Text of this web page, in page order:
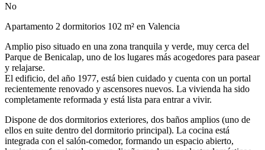
No
Apartamento 2 dormitorios 102 m² en Valencia
Amplio piso situado en una zona tranquila y verde, muy cerca del
Parque de Benicalap, uno de los lugares más acogedores para pasear
y relajarse.
El edificio, del año 1977, está bien cuidado y cuenta con un portal
recientemente renovado y ascensores nuevos. La vivienda ha sido
completamente reformada y está lista para entrar a vivir.
Dispone de dos dormitorios exteriores, dos baños amplios (uno de
ellos en suite dentro del dormitorio principal). La cocina está
integrada con el salón-comedor, formando un espacio abierto,